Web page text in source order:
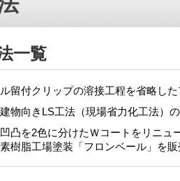
一覧
留付クリップの溶接工程を省略し
物向きLS工法（現場省力化工法）
凸を2色に分けたＷコートをリニュ
樹脂工場塗装「フロンベール」を